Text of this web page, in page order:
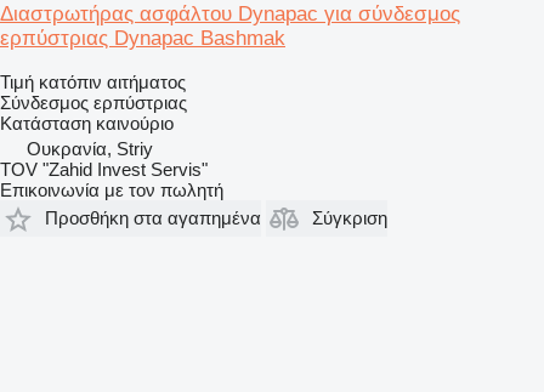
Διαστρωτήρας ασφάλτου Dynapac για σύνδεσμος
ερπύστριας Dynapac Bashmak
Τιμή κατόπιν αιτήματος
Σύνδεσμος ερπύστριας
Κατάσταση καινούριο
Ουκρανία, Striy
TOV "Zahid Invest Servis"
Επικοινωνία με τον πωλητή
Προσθήκη στα αγαπημένα
Σύγκριση